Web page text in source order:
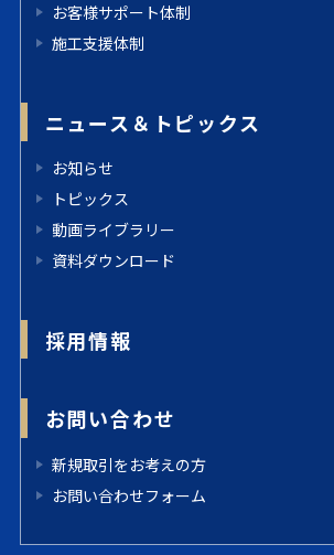
お客様サポート体制
施工支援体制
ニュース＆トピックス
お知らせ
トピックス
動画ライブラリー
資料ダウンロード
採用情報
お問い合わせ
新規取引をお考えの方
お問い合わせフォーム